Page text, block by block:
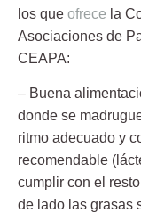
los que ofrece la
Asociaciones de
CEAPA:
– Buena
donde se
ritmo adecuado y
recomendable
cumplir con el
de lado las grasas